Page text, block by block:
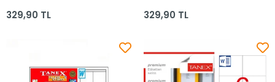
329,90 TL 329,90 TL